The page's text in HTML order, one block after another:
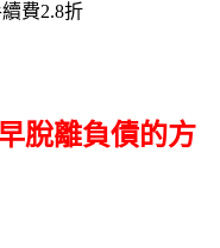
費2.8折
脫離負債的方